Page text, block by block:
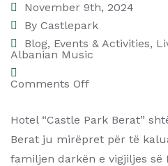
November 9th, 2024
By Castlepark
Blog, Events & Activities,
Albanian Music
Comments Off
Hotel “Castle Park Berat”
Berat ju mirëpret për të
familjen darkën e vigjiljes së